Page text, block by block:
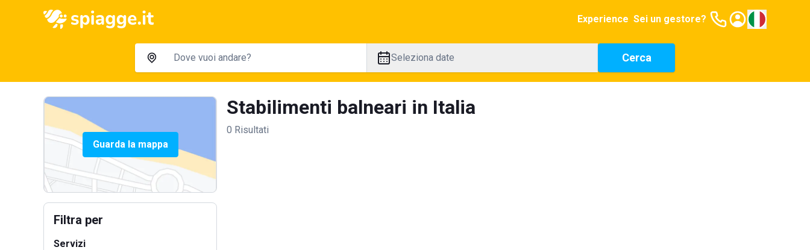
Experience Sei un gestore?
Seleziona date Cerca
Guarda la mappa
Filtra per
Servizi
Stabilimenti balneari in Italia
0 Risultati